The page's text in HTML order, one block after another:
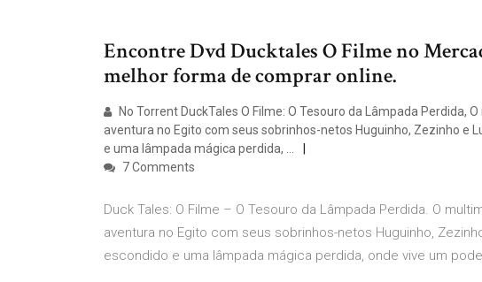
Encontre Dvd Ducktales O Filme no
melhor forma de comprar online.
No Torrent DuckTales O Filme: O Tesouro da Lâmpada Perdida,
aventura no Egito com seus sobrinhos-netos Huguinho, Zezinho e
e uma lâmpada mágica perdida, …
7 Comments
Duck Tales: O Filme – O Tesouro da Lâmpada Perdida. O
aventura no Egito com seus sobrinhos-netos Huguinho,
escondido e uma lâmpada mágica perdida, onde vive um